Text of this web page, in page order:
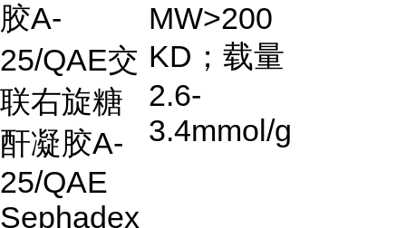
胶A-
25/QAE交
联右旋糖
酐凝胶A-
25/QAE
Sephadex
MW>200
KD ；载量
2.6-
3.4mmol/g